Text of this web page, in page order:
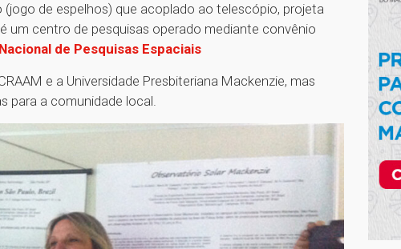
de espelhos) que acoplado ao telescópio, projeta
um centro de pesquisas operado mediante convênio
de Pesquisas Espaciais
e a Universidade Presbiteriana Mackenzie, mas
para a comunidade local.